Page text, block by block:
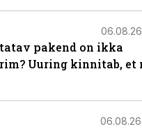
pakend on ikka
Uuring kinnitab, et